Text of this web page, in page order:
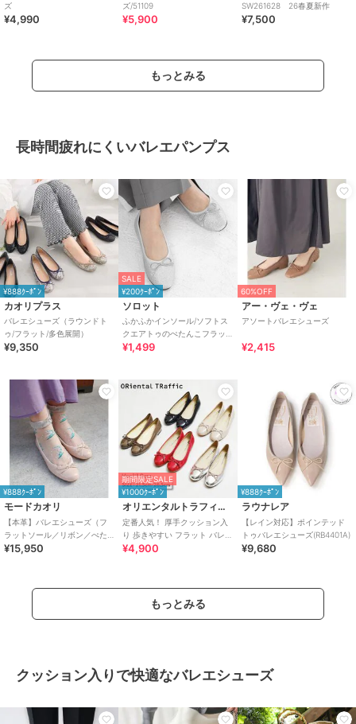
12サイズ展開
シューズ
ティング/透かし編み/
バレエシューズ
スエード(フェイク含む)
/
ドット柄/ アニマル柄/
レオパ
ード柄
レース
キル
ティング/透かし編み
2.5cm未
満/ラウンドトゥ
原産国 中国
ズ
¥4,990
ズ/51109
¥5,900
SW261628 26春夏新作
¥7,500
もっとみる
長時間疲れにくいバレエパンプス
¥888ｸｰﾎﾟﾝ
カオリプラス
バレエシューズ（ラウンドト
ゥ/フラット/多色展開）
¥9,350
SALE
¥200ｸｰﾎﾟﾝ
ソロット
ふかふかインソール/ソフトス
クエアトゥのぺたんこフラッ
トバレエシューズ
¥1,499
60%OFF
アー・ヴェ・ヴェ
アソートバレエシューズ
¥2,415
¥888ｸｰﾎﾟﾝ
モードカオリ
【本革】バレエシューズ（フ
ラットソール／リボン／ぺた
んこ／多色展開／アニマル）
¥15,950
期間限定SALE
¥1000ｸｰﾎﾟﾝ
オリエンタルトラフィック
定番人気！ 厚手クッション入
り 歩きやすい フラット バレエ
シューズ/R-4006
¥4,900
¥888ｸｰﾎﾟﾝ
ラウナレア
【レイン対応】ポインテッド
トゥバレエシューズ(RB4401A)
¥9,680
もっとみる
クッション入りで快適なバレエシューズ